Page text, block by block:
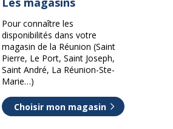
Pour connaître les
disponibilités dans votre
magasin de la Réunion (Saint
Pierre, Le Port, Saint Joseph,
Saint André, La Réunion-Ste-
Marie…)
Choisir mon magasin